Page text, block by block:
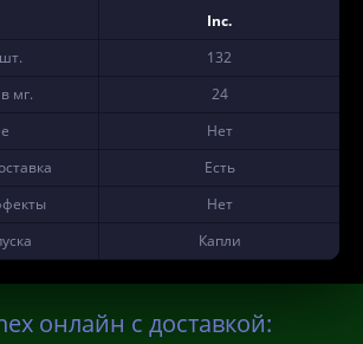
Inc.
132
мг.
24
Нет
Есть
Нет
Капли
онлайн с доставкой: